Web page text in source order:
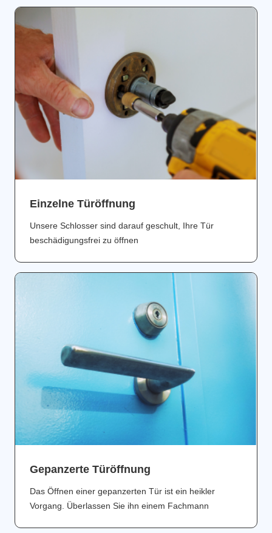
Einzelne Türöffnung
Unsere Schlosser sind darauf geschult, Ihre Tür
beschädigungsfrei zu öffnen
Gepanzerte Türöffnung
Das Öffnen einer gepanzerten Tür ist ein heikler
Vorgang. Überlassen Sie ihn einem Fachmann